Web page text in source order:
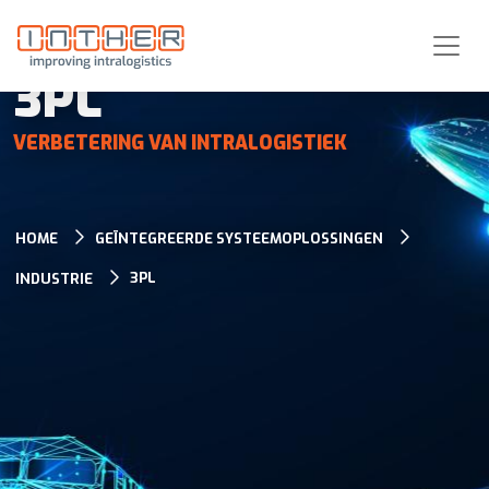
3PL
VERBETERING VAN INTRALOGISTIEK
HOME GEÏNTEGREERDE SYSTEEMOPLOSSINGEN
INDUSTRIE 3PL